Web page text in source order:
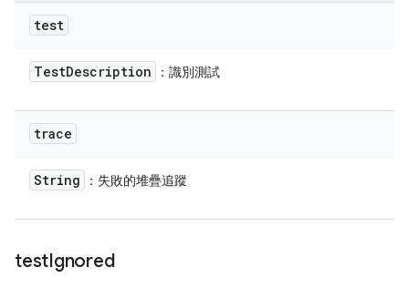
test
TestDescription ：識別測試
trace
String ：失敗的堆疊追蹤
testIgnored